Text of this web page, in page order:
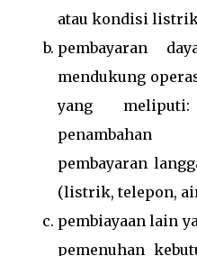
atau kondisi
pembayaran
mendukung
yang
penambahan
pembayaran
(listrik, telepon,
pembiayaan lain
pemenuhan